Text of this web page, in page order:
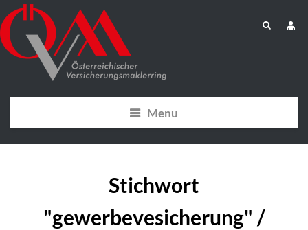
Menu
Stichwort
"gewerbevesicherung" /